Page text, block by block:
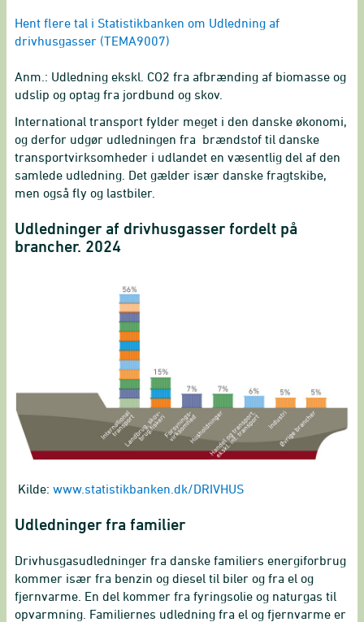
End of interactive chart.
Hent flere tal i Statistikbanken om Udledning af
drivhusgasser (TEMA9007)
Anm.: Udledning ekskl. CO2 fra afbrænding af biomasse og
udslip og optag fra jordbund og skov.
International transport fylder meget i den danske økonomi,
og derfor udgør udledningen fra brændstof til danske
transportvirksomheder i udlandet en væsentlig del af den
samlede udledning. Det gælder især danske fragtskibe,
men også fly og lastbiler.
Udledninger af drivhusgasser fordelt på
brancher. 2024
Kilde: www.statistikbanken.dk/DRIVHUS
Udledninger fra familier
Drivhusgasudledninger fra danske familiers energiforbrug
kommer især fra benzin og diesel til biler og fra el og
fjernvarme. En del kommer fra fyringsolie og naturgas til
opvarmning. Familiernes udledning fra el og fjernvarme er